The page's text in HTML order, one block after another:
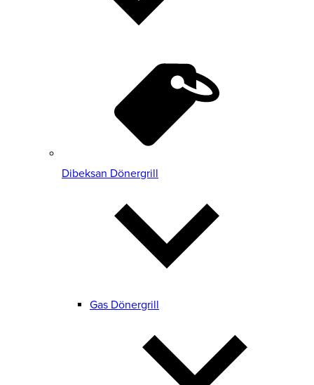
Dibeksan Dönergrill
Gas Dönergrill